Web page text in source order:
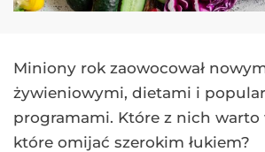
Miniony rok zaowocował
żywieniowymi, dietami i
programami. Które z nich warto
które omijać szerokim łukiem?